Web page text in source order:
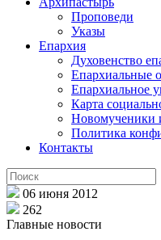
Проповеди
Указы
Епархия
Духовенство
Епархиальные
Епархиальное
Карта
Новомученики
Политика
Контакты
06 июня 2012
262
Главные новости